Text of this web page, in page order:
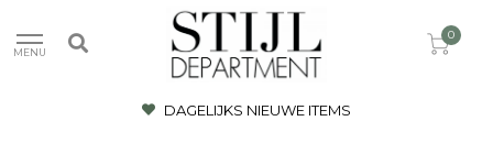
MENU
0
DAGELIJKS NIEUWE ITEMS